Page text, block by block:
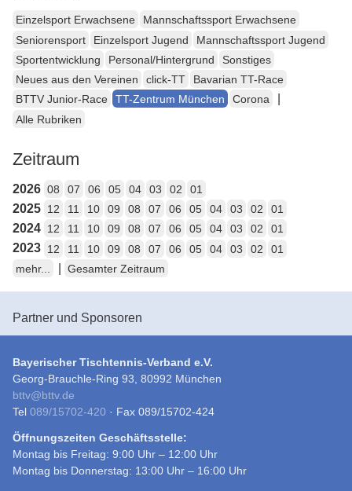
Einzelsport Erwachsene
Mannschaftssport Erwachsene
Seniorensport
Einzelsport Jugend
Mannschaftssport Jugend
Sportentwicklung
Personal/Hintergrund
Sonstiges
Neues aus den Vereinen
click-TT
Bavarian TT-Race
BTTV Junior-Race
TT-Zentrum München Corona
Alle Rubriken
Zeitraum
2026 08 07 06 05 04 03 02 01
2025 12 11 10 09 08 07 06 05 04 03 02 01
2024 12 11 10 09 08 07 06 05 04 03 02 01
2023 12 11 10 09 08 07 06 05 04 03 02
01
mehr...
Gesamter Zeitraum
Partner und Sponsoren
Bayerischer Tischtennis-Verband e.V.
Georg-Brauchle-Ring 93, 80992 München
bttv@bttv.de
Tel 089/15702-420 · Fax 089/15702-424
Öffnungszeiten Geschäftsstelle:
Montag bis Freitag: 9:00 Uhr – 12:00 Uhr
Montag bis Donnerstag: 13:00 Uhr – 16:00 Uhr